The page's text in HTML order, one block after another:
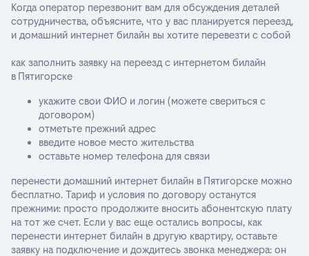
Когда оператор перезвонит вам для обсуждения деталей
сотрудничества, объясните, что у вас планируется переезд,
и домашний интернет билайн вы хотите перевезти с собой
как заполнить заявку на переезд с интернетом билайн
в Пятигорске
укажите свои ФИО и логин (можете свериться с
договором)
отметьте прежний адрес
введите новое место жительства
оставьте номер телефона для связи
перенести домашний интернет билайн в Пятигорске можно
бесплатно. Тариф и условия по договору останутся
прежними: просто продолжите вносить абонентскую плату
на тот же счет. Если у вас еще остались вопросы, как
перенести интернет билайн в другую квартиру, оставьте
заявку на подключение и дождитесь звонка менеджера: он